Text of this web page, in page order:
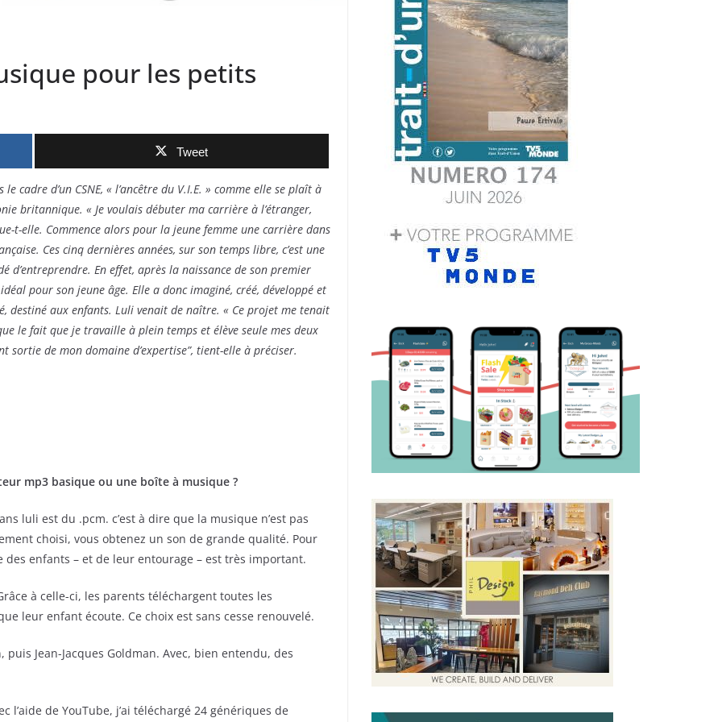
pour les petits
Tweet
cadre d’un CSNE, « l’ancêtre du V.I.E. » comme elle se plaît à
britannique. « Je voulais débuter ma carrière à l’étranger,
t-elle. Commence alors pour la jeune femme une carrière dans
Ces cinq dernières années, sur son temps libre, c’est une
d’entreprendre. En effet, après la naissance de son premier
pour son jeune âge. Elle a donc imaginé, créé, développé et
destiné aux enfants. Luli venait de naître. « Ce projet me tenait
le fait que je travaille à plein temps et élève seule mes deux
sortie de mon domaine d’expertise”, tient-elle à préciser.
mp3 basique ou une boîte à musique ?
luli est du .pcm. c’est à dire que la musique n’est pas
choisi, vous obtenez un son de grande qualité. Pour
enfants – et de leur entourage – est très important.
à celle-ci, les parents téléchargent toutes les
leur enfant écoute. Ce choix est sans cesse renouvelé.
Jean-Jacques Goldman. Avec, bien entendu, des
l’aide de YouTube, j’ai téléchargé 24 génériques de